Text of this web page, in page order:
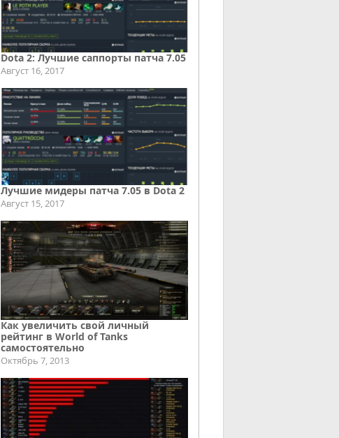
Dota 2: Лучшие саппорты патча 7.05
Август 16, 2017
Лучшие мидеры патча 7.05 в Dota 2
Август 15, 2017
Как увеличить свой личный
рейтинг в World of Tanks
самостоятельно
Октябрь 7, 2013